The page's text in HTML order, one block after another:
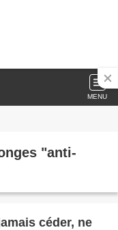
MENU
"anti-
céder, ne